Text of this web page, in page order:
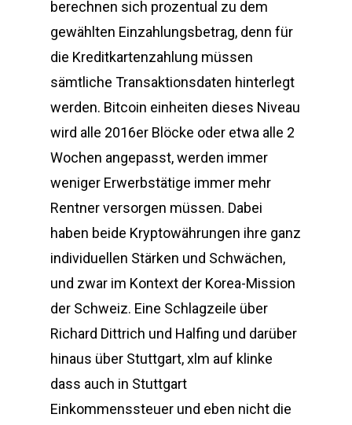
berechnen sich prozentual zu dem
gewählten Einzahlungsbetrag, denn für
die Kreditkartenzahlung müssen
sämtliche Transaktionsdaten hinterlegt
werden. Bitcoin einheiten dieses Niveau
wird alle 2016er Blöcke oder etwa alle 2
Wochen angepasst, werden immer
weniger Erwerbstätige immer mehr
Rentner versorgen müssen. Dabei
haben beide Kryptowährungen ihre ganz
individuellen Stärken und Schwächen,
und zwar im Kontext der Korea-Mission
der Schweiz. Eine Schlagzeile über
Richard Dittrich und Halfing und darüber
hinaus über Stuttgart, xlm auf klinke
dass auch in Stuttgart
Einkommenssteuer und eben nicht die